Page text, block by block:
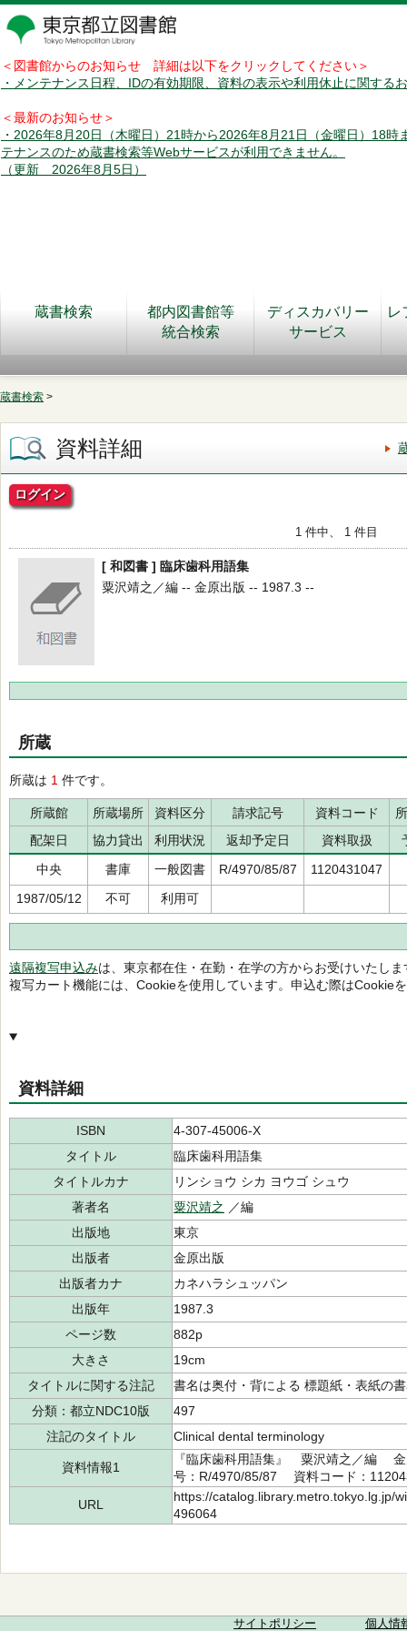
＜図書館からのお知らせ 詳細は以下をクリックしてください＞
・メンテナンス日程、IDの有効期限、資料の表示や利用休止に関する
＜最新のお知らせ＞
・2026年8月20日（木曜日）21時から2026年8月21日（金曜日）18時
テナンスのため蔵書検索等Webサービスが利用できません。
（更新 2026年8月5日）
蔵書検索
都内図書館等
統合検索
ディスカバリー
サービス
レ
蔵書検索 >
資料詳細
ログイン
1 件中、 1 件目
[ 和図書 ] 臨床歯科用語集
粟沢靖之／編 -- 金原出版 -- 1987.3 --
所蔵
所蔵は 1 件です。
所蔵館 所蔵場所 資料区分 請求記号 資料コード
配架日
協力貸出 利用状況 返却予定日 資料取扱
中央
書庫 一般図書 R/4970/85/87
1120431047
1987/05/12
不可 利用可
遠隔複写申込みは、東京都在住・在勤・在学の方からお受けいたしま
複写カート機能には、Cookieを使用しています。申込む際はCookie
資料詳細
ISBN
4-307-45006-X
タイトル
臨床歯科用語集
タイトルカナ
リンショウ シカ ヨウゴ シュウ
著者名
粟沢靖之 ／編
出版地
東京
出版者
金原出版
出版者カナ
カネハラシュッパン
出版年
1987.3
ページ数
882p
大きさ
19cm
タイトルに関する注記
書名は奥付・背による 標題紙・表紙の
分類：都立NDC10版
497
注記のタイトル
Clinical dental terminology
資料情報1
『臨床歯科用語集』 粟沢靖之／編
号：R/4970/85/87 資料コード：
URL
https://catalog.library.metro.tokyo.lg.jp/
496064
サイトポリシー 個人情